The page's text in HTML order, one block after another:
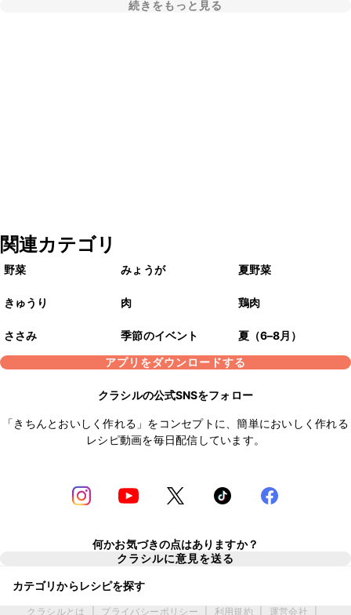
続きをもっと見る
関連カテゴリ
野菜 みょうが 夏野菜
きゅうり 肉 鶏肉
ささみ 季節のイベント
夏（6–8月）
アプリをダウンロードする
クラシルの公式SNSをフォロー
「きちんとおいしく作れる」をコンセプトに、簡単においしく作れる
レシピ動画を毎日配信しています。
何かお気づきの点はありますか？
クラシルに意見を送る
カテゴリからレシピを探す
クラシルとは プライバシーポリシー 利用規約 運営会社